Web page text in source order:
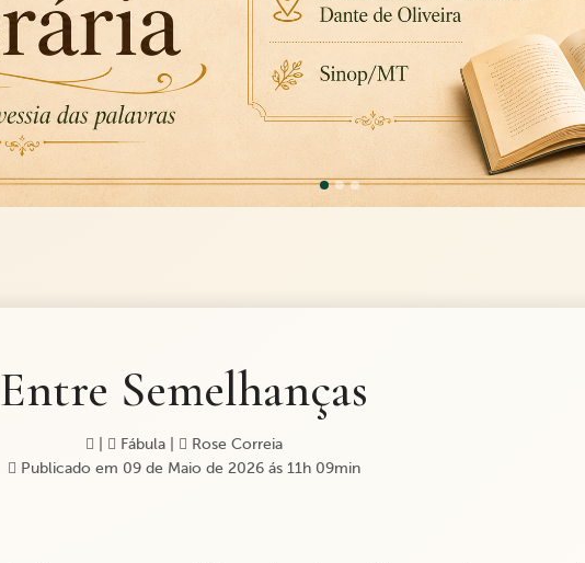
Entre Semelhanças
Fábula
Rose Correia
Publicado em 09 de Maio de 2026 ás 11h 09min